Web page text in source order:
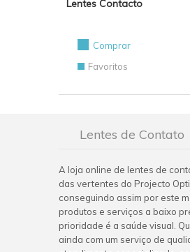
Lentes Contacto
Comprar
Favoritos
Lentes de Contato
A loja online de lentes de
das vertentes do Projecto
conseguindo assim por este
produtos e serviços a baixo
prioridade é a saúde visual.
ainda com um serviço de